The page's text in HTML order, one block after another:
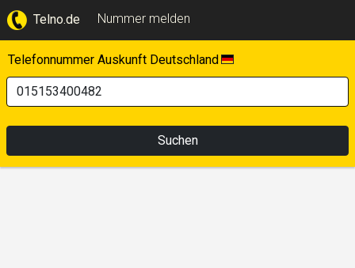
Telno.de Nummer melden
Telefonnummer Auskunft Deutschland
Suchen